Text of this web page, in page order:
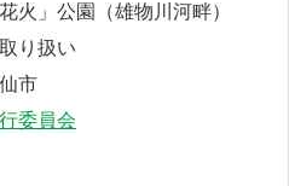
火」公園（雄物川河畔）
り扱い
市
委員会